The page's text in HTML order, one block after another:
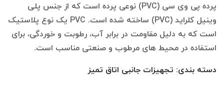
پرده پی وی سی (PVC) نوعی پرده است که از جنس پلی
وینیل کلراید (PVC) ساخته شده است. PVC یک نوع پلاستیک
است که به دلیل مقاومت در برابر آب، رطوبت و خوردگی، برای
استفاده در محیط های مرطوب و صنعتی مناسب است.
دسته بندی: تجهیزات جانبی اتاق تمیز